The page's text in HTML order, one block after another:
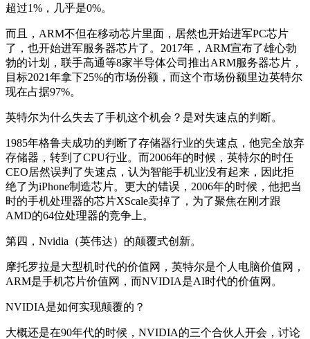
超过1%，几乎是0%。
而且，ARM不但在移动芯片里面，居然也开始进军PC芯片
了，也开始进军服务器芯片了。2017年，ARM宣布了雄心勃
勃的计划，联手高通等8家半导体公司推出ARM服务器芯片，
目标2021年拿下25%的市场份额，而这个市场份额里边英特尔
现在占据97%。
英特尔为什么失去了手机这个机会？是对失速点的判断。
1985年格鲁夫成功的判断了存储器行业的失速点，他完全放弃
存储器，转到了CPU行业。而2006年的时候，英特尔的时任
CEO居然误判了失速点，认为智能手机业没有起来，因此拒
绝了为iPhone制造芯片。更大的错误，2006年的时候，他把当
时的手机处理器的芯片XScale卖掉了，为了聚焦在刚才跟
AMD的64位处理器的竞争上。
第四，Nvidia（英伟达）的颠覆式创新。
摩托罗拉是大型机时代的价值网，英特尔是个人电脑价值网，
ARM是手机芯片价值网，而NVIDIA是AI时代的价值网。
NVIDIA是如何实现颠覆的？
大概还是在90年代的时候，NVIDIA的三个合伙人开会，讨论